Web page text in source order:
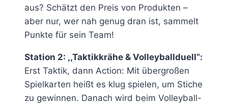
aus? Schätzt den Preis von Produkten –
aber nur, wer nah genug dran ist, sammelt
Punkte für sein Team!
Station 2: ,,Taktikkrähe & Volleyballduell“:
Erst Taktik, dann Action: Mit übergroßen
Spielkarten heißt es klug spielen, um Stiche
zu gewinnen. Danach wird beim Volleyball-